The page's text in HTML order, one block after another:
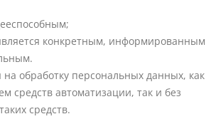
конкретным, информированным
на обработку персональных данных, как
средств автоматизации, так и без
средств.